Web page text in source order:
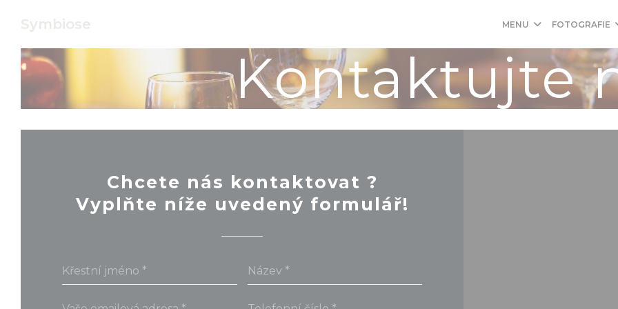
Symbiose MENU FOTOGRAFIE
Kontaktujte
Chcete nás kontaktovat ?
Vyplňte níže uvedený formulář!